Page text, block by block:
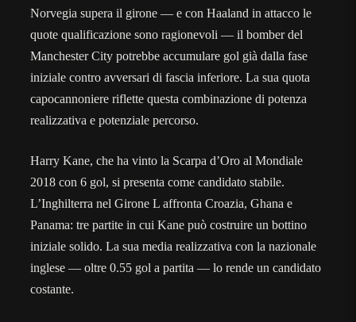
Norvegia supera il girone — e con Haaland in attacco le
quote qualificazione sono ragionevoli — il bomber del
Manchester City potrebbe accumulare gol già dalla fase
iniziale contro avversari di fascia inferiore. La sua quota
capocannoniere riflette questa combinazione di potenza
realizzativa e potenziale percorso.
Harry Kane, che ha vinto la Scarpa d’Oro al Mondiale
2018 con 6 gol, si presenta come candidato stabile.
L’Inghilterra nel Girone L affronta Croazia, Ghana e
Panama: tre partite in cui Kane può costruire un bottino
iniziale solido. La sua media realizzativa con la nazionale
inglese — oltre 0.55 gol a partita — lo rende un candidato
costante.